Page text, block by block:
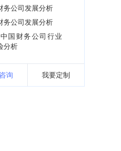
务公司发展分析
务公司发展分析
国财务公司行业
分析
询 我要定制